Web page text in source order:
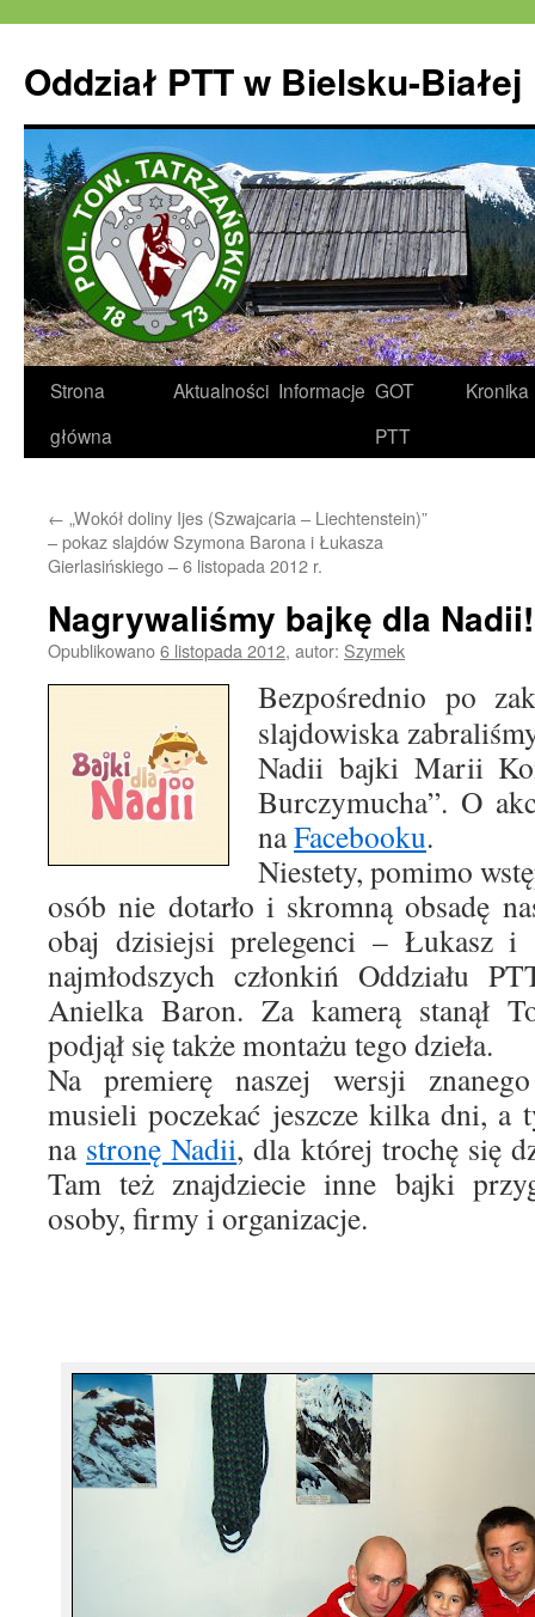
Oddział PTT w Bielsku-Białej
Strona
główna
Aktualności Informacje GOT
PTT
Kronika
← „Wokół doliny Ijes (Szwajcaria – Liechtenstein)”
– pokaz slajdów Szymona Barona i Łukasza
Gierlasińskiego – 6 listopada 2012 r.
Nagrywaliśmy bajkę dla Nadii!
Opublikowano6 listopada 2012, autor: Szymek
Bezpośrednio po
slajdowiska
Nadii bajki Marii
Burczymucha”. O
naFacebooku.
Niestety, pomimo
osób nie dotarło i skromną obsadę
obaj dzisiejsi prelegenci – Łukasz i
najmłodszych członkiń Oddziału
Anielka Baron. Za kamerą stanął
podjął się także montażu tego dzieła.
Na premierę naszej wersji
musieli poczekać jeszcze kilka dni, a
na stronę Nadii, dla której trochę się
Tam też znajdziecie inne bajki
osoby, firmy i organizacje.